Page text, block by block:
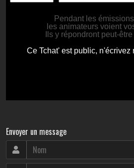
Envoyer un message